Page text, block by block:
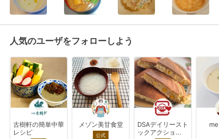
人気のユーザをフォローしよう
古樹軒の簡単中華
レシピ
メゾン美甘食堂
公式
DSAデイリースト
ックアクショ...